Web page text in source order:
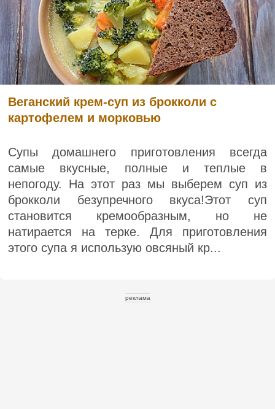
Веганский крем-суп из брокколи с
картофелем и морковью
Супы домашнего приготовления всегда
самые вкусные, полные и теплые в
непогоду. На этот раз мы выберем суп из
брокколи безупречного вкуса!Этот суп
становится кремообразным, но не
натирается на терке. Для приготовления
этого супа я использую овсяный кр...
реклама